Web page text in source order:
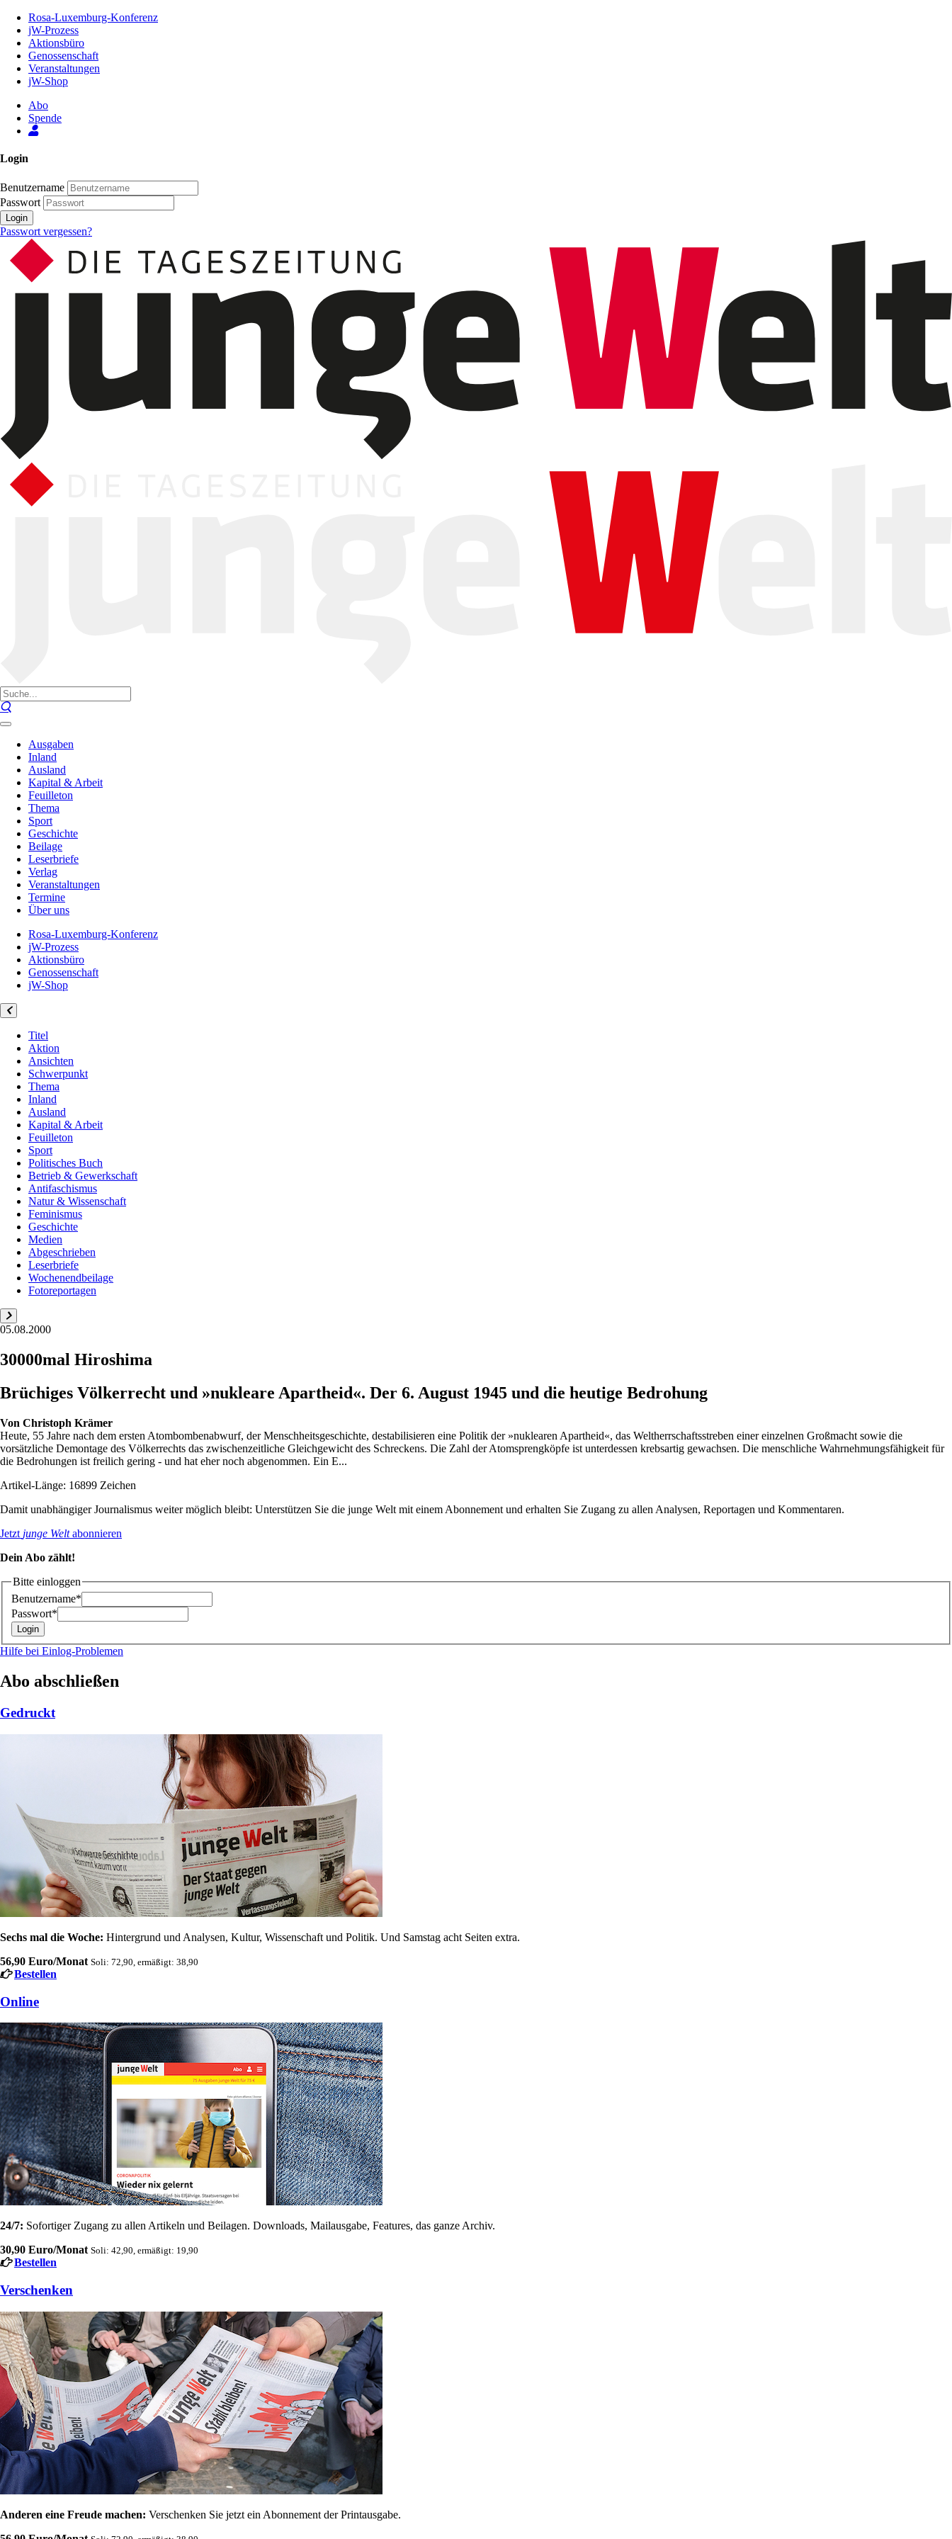
Inhalt
Seite
Rosa-Luxemburg-Konferenz
jW-Prozess
Aktionsbüro
Genossenschaft
Veranstaltungen
jW-Shop
Abo
Spende
Login
Benutzername
Passwort
Login
Passwort vergessen?
Ausgaben
Inland
Ausland
Kapital & Arbeit
Feuilleton
Thema
Sport
Geschichte
Beilage
Leserbriefe
Verlag
Veranstaltungen
Termine
Über uns
Rosa-Luxemburg-Konferenz
jW-Prozess
Aktionsbüro
Genossenschaft
jW-Shop
Titel
Aktion
Ansichten
Schwerpunkt
Thema
Inland
Ausland
Kapital & Arbeit
Feuilleton
Sport
Politisches Buch
Betrieb & Gewerkschaft
Antifaschismus
Natur & Wissenschaft
Feminismus
Geschichte
Medien
Abgeschrieben
Leserbriefe
Wochenendbeilage
Fotoreportagen
05.08.2000
30000mal Hiroshima
Brüchiges Völkerrecht und »nukleare Apartheid«. Der 6. August 1945 und die heutige Bedrohung
Von Christoph Krämer
Heute, 55 Jahre nach dem ersten Atombombenabwurf, der Menschheitsgeschichte, destabilisieren eine Politik der »nuklearen Apartheid«, das Weltherrschaftsstreben einer einzelnen Großmacht sowie die
vorsätzliche Demontage des Völkerrechts das zwischenzeitliche Gleichgewicht des Schreckens. Die Zahl der Atomsprengköpfe ist unterdessen krebsartig gewachsen. Die menschliche Wahrnehmungsfähigkeit für
die Bedrohungen ist freilich gering - und hat eher noch abgenommen. Ein E...
Artikel-Länge: 16899 Zeichen
Damit unabhängiger Journalismus weiter möglich bleibt: Unterstützen Sie die junge Welt mit einem Abonnement und erhalten Sie Zugang zu allen Analysen, Reportagen und Kommentaren.
Jetzt junge Weltabonnieren
Dein Abo zählt!
Bitte einloggen
Benutzername*
Passwort*
Hilfe bei Einlog-Problemen
Abo abschließen
Gedruckt
Sechs mal die Woche: Hintergrund und Analysen, Kultur, Wissenschaft und Politik. Und Samstag acht Seiten extra.
56,90 Euro/Monat Soli: 72,90, ermäßigt: 38,90
Bestellen
Online
24/7: Sofortiger Zugang zu allen Artikeln und Beilagen. Downloads, Mailausgabe, Features, das ganze Archiv.
30,90 Euro/Monat Soli: 42,90, ermäßigt: 19,90
Bestellen
Verschenken
Anderen eine Freude machen: Verschenken Sie jetzt ein Abonnement der Printausgabe.